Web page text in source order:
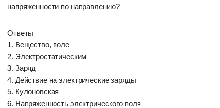
напряженности по направлению?
Ответы
1. Вещество, поле
2. Электростатическим
3. Заряд
4. Действие на электрические заряды
5. Кулоновская
6. Напряженность электрического поля